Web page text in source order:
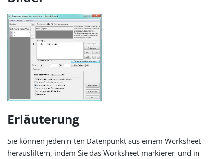
Erläuterung
Sie können jeden n-ten Datenpunkt aus einem Worksheet
herausfiltern, indem Sie das Worksheet markieren und in